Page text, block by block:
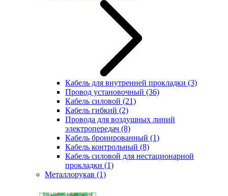
Кабель для внутренней прокладки (3)
Провод установочный (36)
Кабель силовой (21)
Кабель гибкий (2)
Провода для воздушных линий
электропередач (8)
Кабель бронированный (1)
Кабель контрольный (8)
Кабель силовой для нестационарной
прокладки (1)
Металлорукав (1)